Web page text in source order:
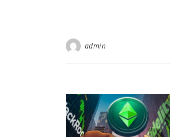
admin